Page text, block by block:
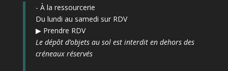
- À la ressourcerie
Du lundi au samedi sur RDV
▶ Prendre RDV
Le dépôt d’objets au sol est interdit en dehors des
créneaux réservés